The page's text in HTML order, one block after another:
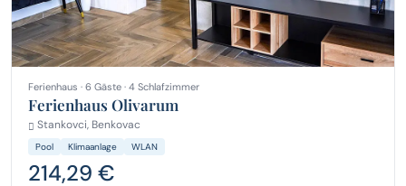
Ferienhaus · 6 Gäste · 4 Schlafzimmer
Ferienhaus Olivarum
Stankovci, Benkovac
Pool Klimaanlage WLAN
214,29 €